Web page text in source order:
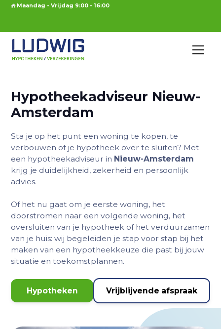
Maandag - Vrijdag 9:00 - 16:00
Hypotheekadviseur Nieuw-
Amsterdam
Sta je op het punt een woning te kopen, te
verbouwen of je hypotheek over te sluiten? Met
een hypotheekadviseur in Nieuw-Amsterdam
krijg je duidelijkheid, zekerheid en persoonlijk
advies.
Of het nu gaat om je eerste woning, het
doorstromen naar een volgende woning, het
oversluiten van je hypotheek of het verduurzamen
van je huis: wij begeleiden je stap voor stap bij het
maken van een hypotheekkeuze die past bij jouw
situatie en toekomstplannen.
Hypotheken Vrijblijvende afspraak